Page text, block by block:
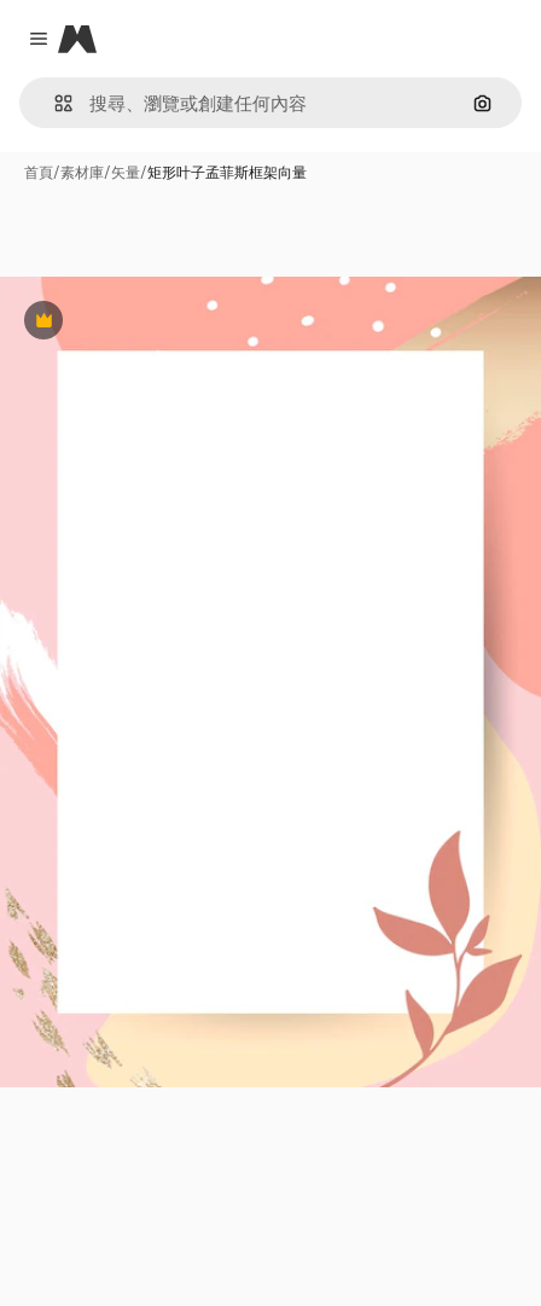
Close menu
Magnific
通過圖
首頁/素材庫/矢量/矩形叶子孟菲斯框架向量
Premium